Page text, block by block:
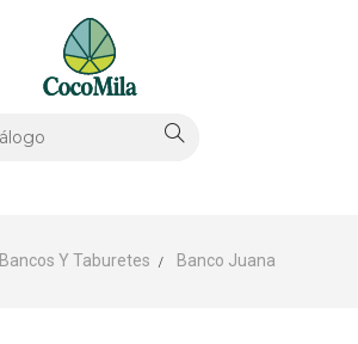
Bancos Y Taburetes Banco Juana